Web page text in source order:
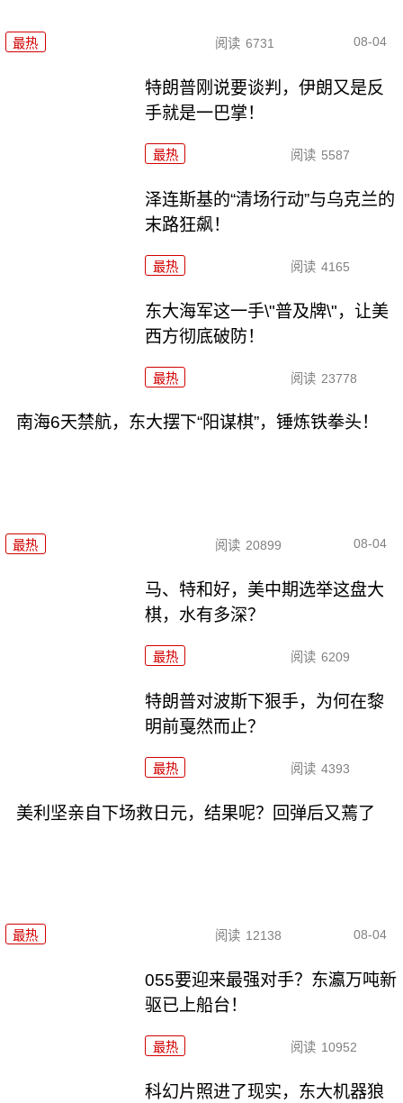
最热 阅读 6731 08-04
特朗普刚说要谈判，伊朗又是反
手就是一巴掌！
最热 阅读 5587
泽连斯基的“清场行动”与乌克兰的
末路狂飙！
最热 阅读 4165
东大海军这一手\"普及牌\"，让美
西方彻底破防！
最热 阅读 23778
南海6天禁航，东大摆下“阳谋棋”，锤炼铁拳头！
最热 阅读 20899 08-04
马、特和好，美中期选举这盘大
棋，水有多深？
最热 阅读 6209
特朗普对波斯下狠手，为何在黎
明前戛然而止？
最热 阅读 4393
美利坚亲自下场救日元，结果呢？回弹后又蔫了
最热 阅读 12138 08-04
055要迎来最强对手？东瀛万吨新
驱已上船台！
最热 阅读 10952
科幻片照进了现实，东大机器狼